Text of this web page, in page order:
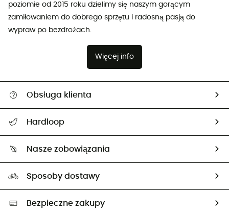
poziomie od 2015 roku dzielimy się naszym gorącym
zamiłowaniem do dobrego sprzętu i radosną pasją do
wypraw po bezdrożach.
Więcej info
Obsługa klienta
Śledzenie przesyłki
Zwrot artykułów i zwrot środków
Hardloop
Nasze zobowiązania
Neutralność węglowa
Wybrane produkty eko
Sposoby dostawy
Bezpieczne zakupy